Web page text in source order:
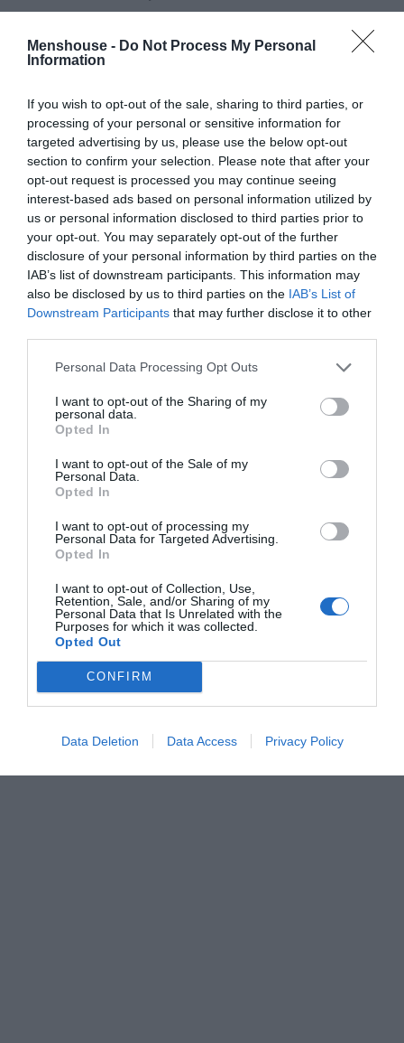
Menshouse - Do Not Process My Personal
Information
If you wish to opt-out of the sale, sharing to third parties, or
processing of your personal or sensitive information for
targeted advertising by us, please use the below opt-out
section to confirm your selection. Please note that after your
opt-out request is processed you may continue seeing
interest-based ads based on personal information utilized by
us or personal information disclosed to third parties prior to
your opt-out. You may separately opt-out of the further
disclosure of your personal information by third parties on the
IAB’s list of downstream participants. This information may
also be disclosed by us to third parties on the IAB’s List of
Downstream Participants that may further disclose it to other
Personal Data Processing Opt Outs
I want to opt-out of the Sharing of my
personal data.
Opted In
I want to opt-out of the Sale of my
Personal Data.
Opted In
I want to opt-out of processing my
Personal Data for Targeted Advertising.
Opted In
I want to opt-out of Collection, Use,
Retention, Sale, and/or Sharing of my
Personal Data that Is Unrelated with the
Purposes for which it was collected.
Opted Out
CONFIRM
Data Deletion Data Access Privacy Policy
πλειονότητα νομίζει πως είναι η ίδια ακριβώς λέξη και
άλλη.
Μαντέψτε, όμως: τα δύο επιρρήματα δεν είναι
ταυτόσημες λέξεις και, προφανέστατα, η σημασία της
μίας διαφέρει από εκείνη της σχεδόν ομόηχής της.
Μπερδευτήκατε, έτσι;
Κακώς: το «απλά» σημαίνει μεαπλό τρόπο, με
απλότητα, ενώ τοαπλώςέχει την ίδια σημασία με το
μόνο.
Ας το κάνουμε ακόμα πιο… λιανά, όμως, με μερικά
παραδείγματα από τη ζωή βγαλμένα: 1) «Απλά τα
κοιτάς να λιώνω» και 2) «Δεν πρόκειται να του κάτσω
απλώς και μόνο γιατί είναι πιο όμορφος κι από τον
Αν δεν το καταλάβατε μετά την αναφορά στην Καίτη
πούμε. Αλλά κάτι μας λέει ότι το πιάσατε, ε;
Επομένως, θερμή παράκληση: σταματήστε να λέτε
«απλά και μόνο» που είναι αποκρουστικό γραμματικό
λάθος, όπως και να χρησιμοποιείτε το «απλώς» σαν να
είναι το «απλά».
Απλό δεν είναι;